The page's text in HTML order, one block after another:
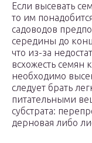
Если высевать
то им
садоводов
середины до
что из-за
всхожесть семян
необходимо
следует брать
питательными
субстрата:
дерновая либо